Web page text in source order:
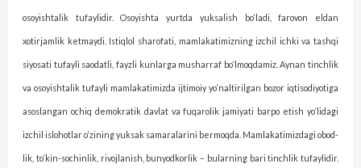
osoyishtalik tufaylidir. Osoyishta yurtda yuksalish bo‘ladi, farovon eldan
xotirjamlik ketmaydi. Istiqlol sharofati, mamlakatimizning izchil ichki va tashqi
siyosati tufayli saodatli, fayzli kunlarga musharraf bo‘lmoqdamiz. Aynan tinch­lik
va osoyishtalik tufayli mamlakatimizda ijtimoiy yo‘naltirilgan bozor iqtisodiyotiga
asoslangan ochiq demokratik davlat va fuqarolik jamiyati barpo etish yo‘lidagi
izchil islohotlar o‘zining yuksak samaralarini bermoqda. Mamlakatimizdagi obod­
lik, to‘kin-sochinlik, rivojlanish, bunyodkorlik – bularning bari tinchlik tufaylidir.